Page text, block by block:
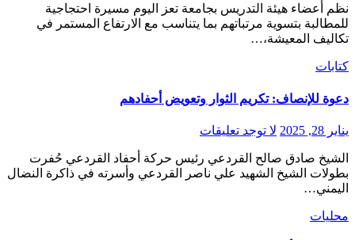
نظم أعضاء هيئة التدريس بجامعة تعز اليوم مسيرة احتجاجية
للمطالبة بتسوية مرتباتهم بما يتناسب مع الارتفاع المستمر في
تكاليف المعيشة،…
كتابات
دعوة للإنصاف: تكريم الثوار وتعويض أحفادهم
يناير 28, 2025 لا توجد تعليقات
بطولات الشيخ الشهيد علي ناصر القردعي وأسرته في ذاكرة النضال
اليمني…
محليات